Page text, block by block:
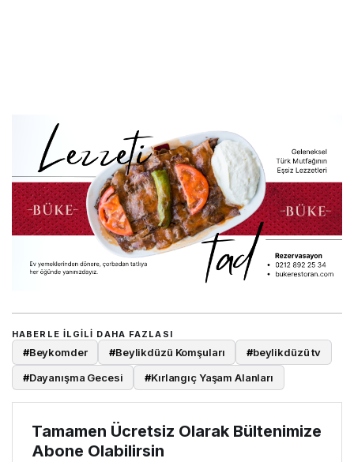
HABERLE ILGILI DAHA FAZLASI
#Beykomder #Beylikdüzü Komşuları #beylikdüzü tv
#Dayanışma Gecesi #Kırlangıç Yaşam Alanları
Tamamen Ücretsiz Olarak Bültenimize
Abone Olabilirsin